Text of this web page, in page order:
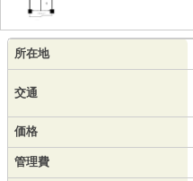
所在地
交通
価格
管理費